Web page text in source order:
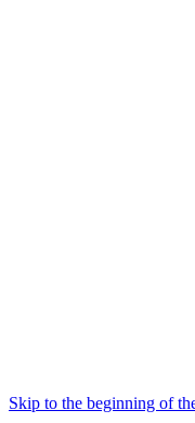
Skip to the beginning of